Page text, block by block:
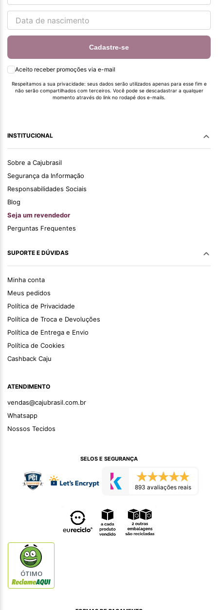
Cadastre-se
Aceito receber promoções via e-mail
Respeitamos a sua privacidade: seus dados serão utilizados apenas para esse fim e
não serão compartilhados com terceiros. Você pode se descadastrar a qualquer
momento através do link no rodapé dos e-mails.
INSTITUCIONAL
Sobre a Cajubrasil
Segurança da Informação
Responsabilidades Sociais
Blog
Seja um revendedor
Perguntas Frequentes
SUPORTE E DÚVIDAS
Minha conta
Meus pedidos
Política de Privacidade
Política de Troca e Devoluções
Política de Entrega e Envio
Política de Cookies
Cashback Caju
ATENDIMENTO
vendas@cajubrasil.com.br
Whatsapp
Nossos Tecidos
SELOS E SEGURANÇA
893 avaliações reais
ÓTIMO